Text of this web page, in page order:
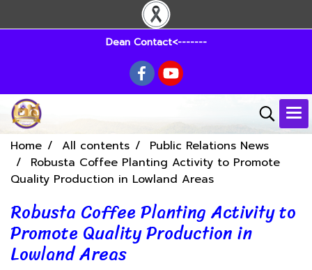
Dean Contact<-------
Home All contents
Public Relations News
Robusta Coffee Planting Activity to Promote
Quality Production in Lowland Areas
Robusta Coffee Planting Activity to
Promote Quality Production in
Lowland Areas